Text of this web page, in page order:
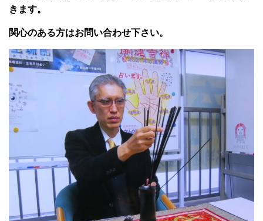
きます。
関心のある方はお問い合わせ下さい。